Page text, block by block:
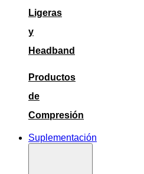
Ligeras
y
Headband
Productos
de
Compresión
Suplementación